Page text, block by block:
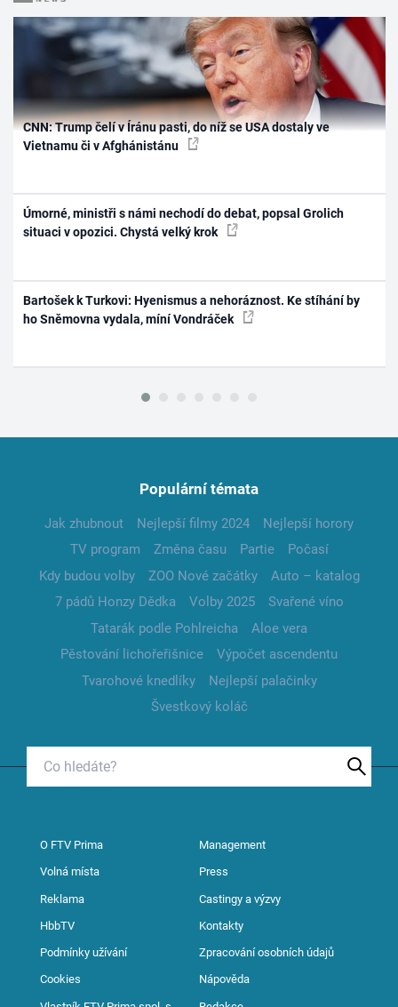
CNN: Trump čelí v Íránu pasti, do níž se USA dostaly ve
Vietnamu či v Afghánistánu
Úmorné, ministři s námi nechodí do debat, popsal Grolich
situaci v opozici. Chystá velký krok
Bartošek k Turkovi: Hyenismus a nehoráznost. Ke stíhání by
ho Sněmovna vydala, míní Vondráček
Populární témata
Jak zhubnout Nejlepší filmy 2024
Nejlepší horory
TV program
Změna času Partie
Počasí
Kdy budou volby
ZOO Nové začátky
Auto – katalog
7 pádů Honzy Dědka
Volby 2025
Svařené víno
Tatarák podle Pohlreicha
Aloe vera
Pěstování lichořeřišnice
Výpočet ascendentu
Tvarohové knedlíky
Nejlepší palačinky
Švestkový koláč
O FTV Prima Management
Volná místa Press
Reklama Castingy a výzvy
HbbTV Kontakty
Podmínky užívání Zpracování osobních údajů
Cookies Nápověda